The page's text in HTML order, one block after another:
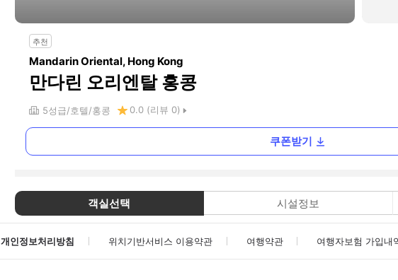
추천
Mandarin Oriental, Hong Kong
만다린 오리엔탈 홍콩
5성급 호텔 홍콩 0.0 (리뷰 0)
쿠폰받기
객실선택 시설정보
개인정보처리방침 위치기반서비스 이용약관 여행약관 여행자보험 가입내